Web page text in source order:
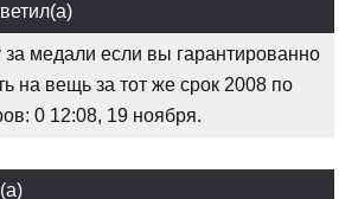
за медали если вы гарантированно
на вещь за тот же срок 2008 по
0 12:08, 19 ноября.